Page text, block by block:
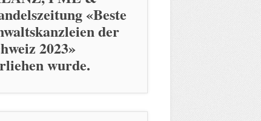
«Beste
der
2023»
wurde.